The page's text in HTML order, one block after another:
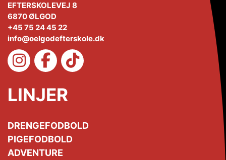
EFTERSKOLEVEJ 8
6870 ØLGOD
+45 75 24 45 22
info@oelgodefterskole.dk
LINJER
DRENGEFODBOLD
PIGEFODBOLD
ADVENTURE